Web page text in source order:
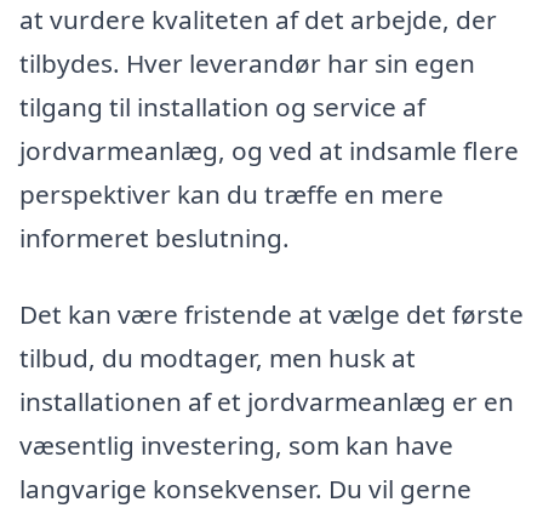
at vurdere kvaliteten af det arbejde, der
tilbydes. Hver leverandør har sin egen
tilgang til installation og service af
jordvarmeanlæg, og ved at indsamle flere
perspektiver kan du træffe en mere
informeret beslutning.
Det kan være fristende at vælge det første
tilbud, du modtager, men husk at
installationen af et jordvarmeanlæg er en
væsentlig investering, som kan have
langvarige konsekvenser. Du vil gerne